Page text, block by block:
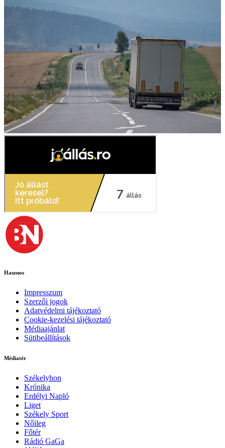
Hasznos
Impresszum
Szerzői jogok
Adatvédelmi tájékoztató
Cookie-kezelési tájékoztató
Médiaajánlat
Sütibeállítások
Médiatér
Székelyhon
Krónika
Erdélyi Napló
Liget
Székely Sport
Nőileg
Főtér
Rádió GaGa